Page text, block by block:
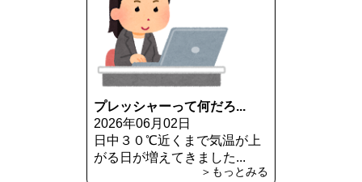
プレッシャーって何だろ...
2026年06月02日
日中３０℃近くまで気温が上
がる日が増えてきました...
＞もっとみる